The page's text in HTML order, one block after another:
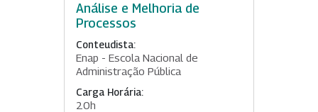
Análise e Melhoria de
Processos
Conteudista:
Enap - Escola Nacional de
Administração Pública
Carga Horária:
20h